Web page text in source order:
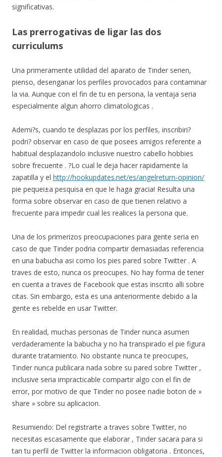
significativas.
Las prerrogativas de ligar las dos
curriculums
Una primeramente utilidad del aparato de Tinder seri­en,
pienso, desenganar los perfiles provocados para contaminar
la vi­a. Aunque con el fin de tu en persona, la ventaja seri­a
especialmente algun ahorro climatologicas .
Ademi?s, cuando te desplazas por los perfiles, inscribiri?
podri? observar en caso de que posees amigos referente a
habitual desplazandolo inclusive nuestro cabello hobbies
sobre frecuente . ?Lo cual le deja hacer rapidamente la
zapatilla y el http://hookupdates.net/es/angelreturn-opinion/
pie pequei±a pesquisa en que le haga gracia! Resulta una
forma sobre observar en caso de que tienen relativo a
frecuente para impedir cual les realices la persona que.
Una de los primerizos preocupaciones para gente seri­a en
caso de que Tinder podria compartir demasiadas referencia
en una babucha asi­ como los pies pared sobre Twitter . A
traves de esto, nunca os preocupes. No hay forma de tener
en cuenta a traves de Facebook que estas inscrito alli sobre
citas. Sin embargo, esta es una anteriormente debido a la
gente es rebelde en usar Twitter.
En realidad, muchas personas de Tinder nunca asumen
verdaderamente la babucha y no ha transpirado el pie figura
durante tratamiento. No obstante nunca te preocupes,
Tinder nunca publicara nada sobre su pared sobre Twitter ,
inclusive seri­a impracticable compartir algo con el fin de
error, por motivo de que Tinder no posee nadie boton de »
share » sobre su aplicacion.
Resumiendo: Del registrarte a traves sobre Twitter, no
necesitas escasamente que elaborar , Tinder sacara para si
tan tu perfil de Twitter la informacion obligatoria . Entonces,